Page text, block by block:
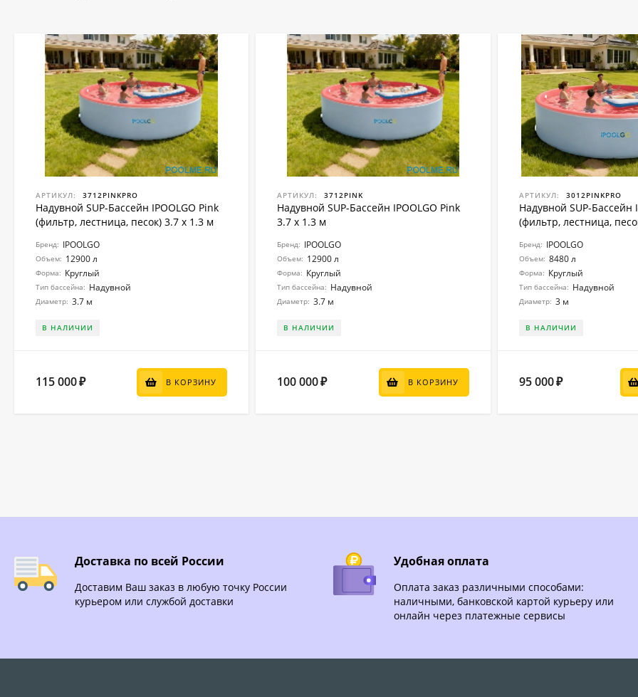
АРТИКУЛ: 3712PINKPRO
Надувной SUP-Бассейн IPOOLGO Pink
(фильтр, лестница, песок) 3.7 x 1.3 м
Бренд: IPOOLGO
Объем: 12900 л
Форма: Круглый
Тип бассейна: Надувной
Диаметр: 3.7 м
В НАЛИЧИИ
115 000₽ В КОРЗИНУ
АРТИКУЛ: 3712PINK
Надувной SUP-Бассейн IPOOLGO Pink
3.7 x 1.3 м
Бренд: IPOOLGO
Объем: 12900 л
Форма: Круглый
Тип бассейна: Надувной
Диаметр: 3.7 м
В НАЛИЧИИ
100 000₽ В КОРЗИНУ
АРТИКУЛ: 3012PINKPRO
Надувной SUP-Бассейн
(фильтр, лестница,
Бренд: IPOOLGO
Объем: 8480 л
Форма: Круглый
Тип бассейна: Надувной
Диаметр: 3 м
В НАЛИЧИИ
95 000₽
Доставка по всей России
Доставим Ваш заказ в любую точку России
курьером или службой доставки
Удобная оплата
Оплата заказ различными способами:
наличными, банковской картой курьеру или
онлайн через платежные сервисы